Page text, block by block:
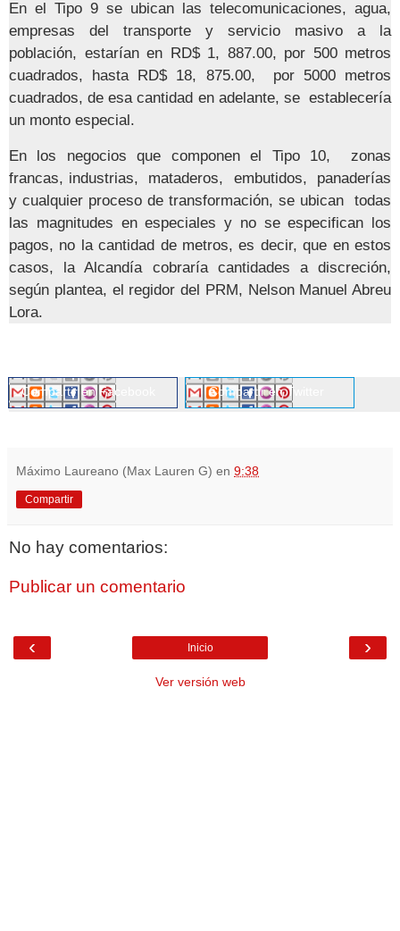
En el Tipo 9 se ubican las telecomunicaciones, agua,
empresas del transporte y servicio masivo a la
población, estarían en RD$ 1, 887.00, por 500 metros
cuadrados, hasta RD$ 18, 875.00, por 5000 metros
cuadrados, de esa cantidad en adelante, se establecería
un monto especial.
En los negocios que componen el Tipo 10, zonas
francas, industrias, mataderos, embutidos, panaderías
y cualquier proceso de transformación, se ubican todas
las magnitudes en especiales y no se especifican los
pagos, no la cantidad de metros, es decir, que en estos
casos, la Alcandía cobraría cantidades a discreción,
según plantea, el regidor del PRM, Nelson Manuel Abreu
Lora.
Compartir en Facebook Compartir en Twitter
Máximo Laureano (Max Lauren G) en 9:38
Compartir
No hay comentarios:
Publicar un comentario
‹ ›
Inicio
Ver versión web